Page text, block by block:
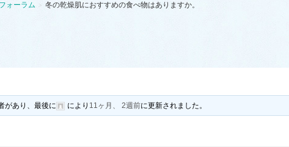
ォーラム 冬の乾燥肌におすすめの食べ物はありますか。
があり、最後に により 11ヶ月、 2週前に更新されました。